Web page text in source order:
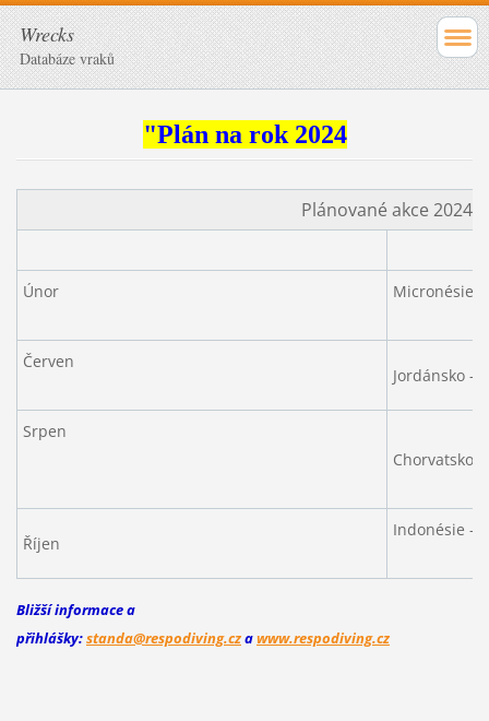
Wrecks
Databáze vraků
"Plán na rok 2024
Plánované akce 2024
Únor Micronésie -
Červen
Jordánsko -
Srpen
Chorvatsko
Říjen
Indonésie -
Bližší informace a
přihlášky:standa@respodiving.czawww.respodiving.cz